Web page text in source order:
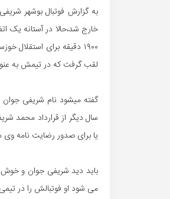
به گزارش فوتبال بوشهر
۱۹۰۰ دقیقه برای
لقب گرفت که در تیمش به
گفته میشود نام شریفی جوان
سال دیگر از قرارداد محمد
یا برای صدور رضایت نامه وی
باید دید شریفی جوان و خوش
می شود او فوتبالش را در